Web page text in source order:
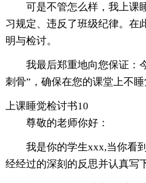
可是不管怎么样，我上课
习规定、违反了班级纪律。在
明与检讨。
我最后郑重地向您保证：
刺骨”，确保在您的课堂上不睡
上课睡觉检讨书10
尊敬的老师你好：
我是你的学生xxx,当你看
经经过的深刻的反思并认真写